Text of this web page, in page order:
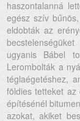
haszontalanná
egész szív
eldobták az
ugyanis Bábel
Lerombolták a
téglaégetéshez,
földies tetteket
építésénél
azokat, akiket